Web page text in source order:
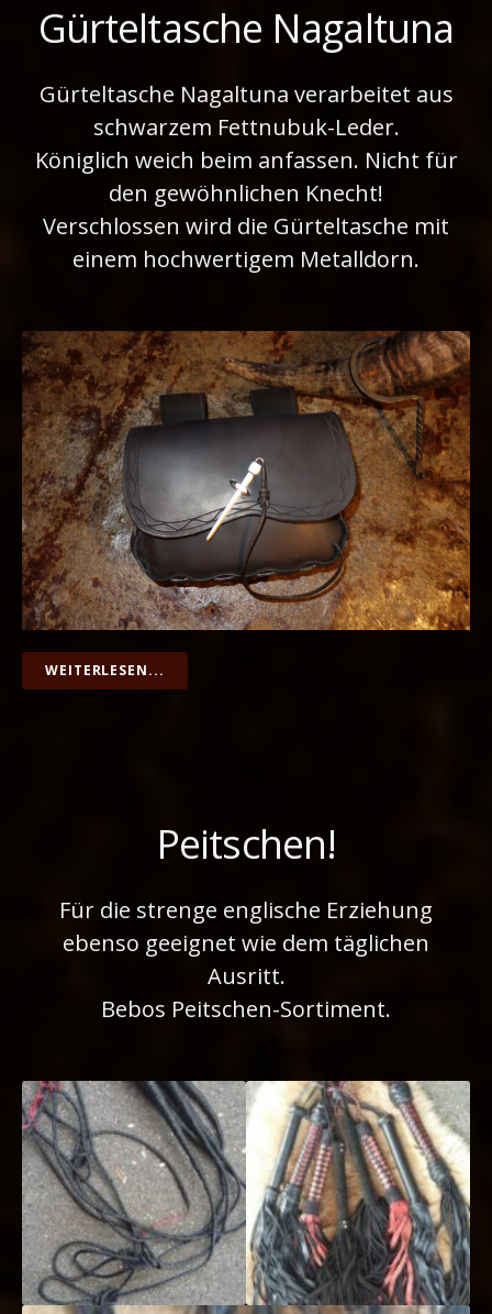
Gürteltasche Nagaltuna
Gürteltasche Nagaltuna verarbeitet aus
schwarzem Fettnubuk-Leder.
Königlich weich beim anfassen. Nicht für
den gewöhnlichen Knecht!
Verschlossen wird die Gürteltasche mit
einem hochwertigem Metalldorn.
WEITERLESEN...
Peitschen!
Für die strenge englische Erziehung
ebenso geeignet wie dem täglichen
Ausritt.
Bebos Peitschen-Sortiment.